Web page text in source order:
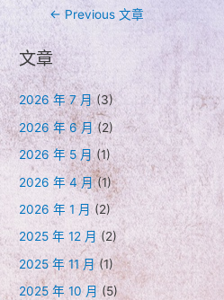
文
章
導
覽
← Previous 文章
文章
2026 年 7 月(3)
2026 年 6 月(2)
2026 年 5 月(1)
2026 年 4 月(1)
2026 年 1 月(2)
2025 年 12 月(2)
2025 年 11 月(1)
2025 年 10 月 (5)